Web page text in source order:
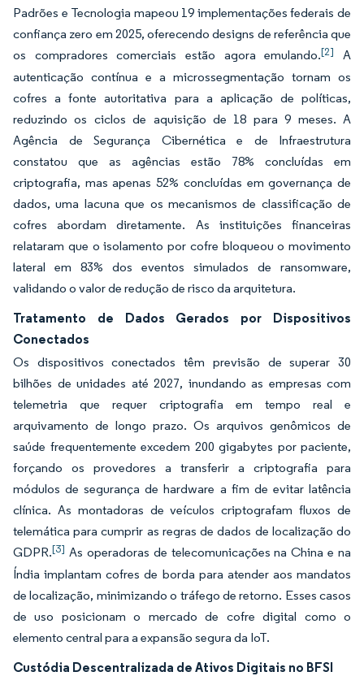
Padrões e Tecnologia mapeou 19 implementações federais de
confiança zero em 2025, oferecendo designs de referência que
os compradores comerciais estão agora emulando.[2]
A
autenticação contínua e a microssegmentação tornam os
cofres a fonte autoritativa para a aplicação de políticas,
reduzindo os ciclos de aquisição de 18 para 9 meses. A
Agência de Segurança Cibernética e de Infraestrutura
constatou que as agências estão 78% concluídas em
criptografia, mas apenas 52% concluídas em governança de
dados, uma lacuna que os mecanismos de classificação de
cofres abordam diretamente. As instituições financeiras
relataram que o isolamento por cofre bloqueou o movimento
lateral em 83% dos eventos simulados de ransomware,
validando o valor de redução de risco da arquitetura.
Tratamento de Dados Gerados por Dispositivos
Conectados
Os dispositivos conectados têm previsão de superar 30
bilhões de unidades até 2027, inundando as empresas com
telemetria que requer criptografia em tempo real e
arquivamento de longo prazo. Os arquivos genômicos de
saúde frequentemente excedem 200 gigabytes por paciente,
forçando os provedores a transferir a criptografia para
módulos de segurança de hardware a fim de evitar latência
clínica. As montadoras de veículos criptografam fluxos de
telemática para cumprir as regras de dados de localização do
GDPR.[3] As operadoras de telecomunicações na China e na
Índia implantam cofres de borda para atender aos mandatos
de localização, minimizando o tráfego de retorno. Esses casos
de uso posicionam o mercado de cofre digital como o
elemento central para a expansão segura da IoT.
Custódia Descentralizada de Ativos Digitais no BFSI